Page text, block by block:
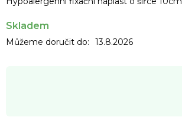
Skladem
Můžeme doručit do: 13.8.2026